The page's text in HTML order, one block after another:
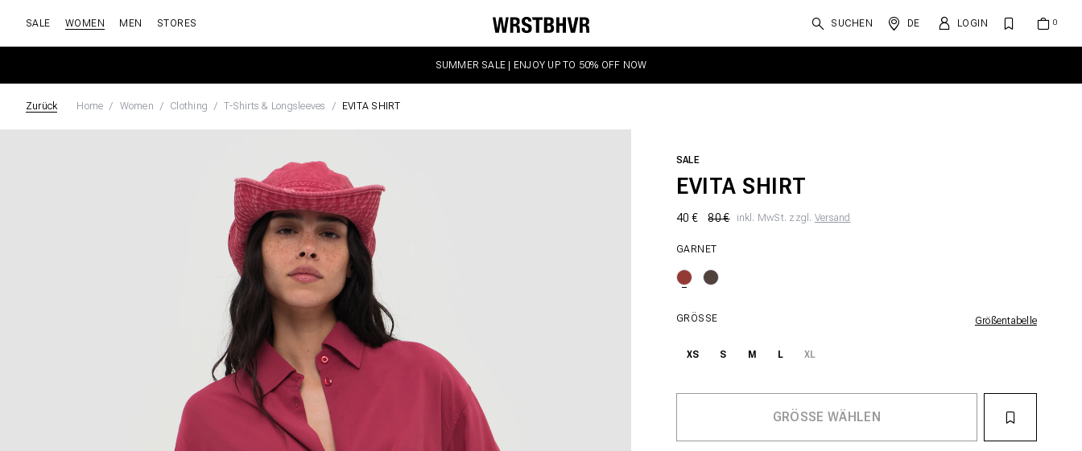
SALE WOMEN MEN STORES SUCHEN DE LOGIN
SUMMER SALE | ENJOY UP TO 50% OFF NOW
Zurück Home Women Clothing T-Shirts & Longsleeves EVITA SHIRT
SALE
EVITA SHIRT
40 € 80 € inkl. MwSt. zzgl. Versand
GARNET
GRÖSSE Größentabelle
XS S M L XL